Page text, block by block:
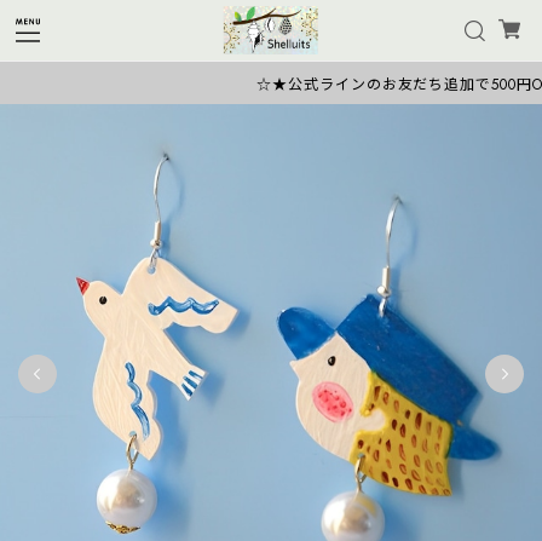
☆★公式ラインのお友だち追加で500円